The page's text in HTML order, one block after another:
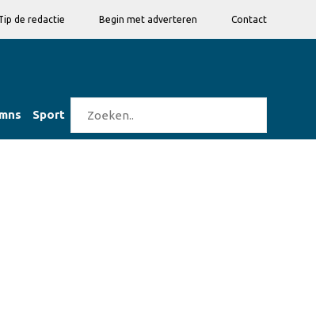
de redactie Begin met adverteren Contact
Sport